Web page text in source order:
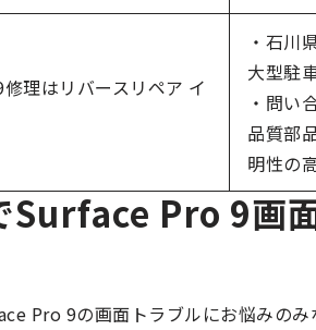
理はリバースリペア イ
・石川
大型駐
・問い
品質部
明性の
Surface Pro 9画
Pro 9の画面トラブルにお悩みのみ